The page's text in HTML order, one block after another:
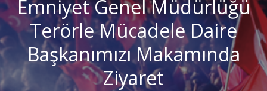
Emniyet Genel Müdürlüğü
Terörle Mücadele Daire
Başkanımızı Makamında
Ziyaret